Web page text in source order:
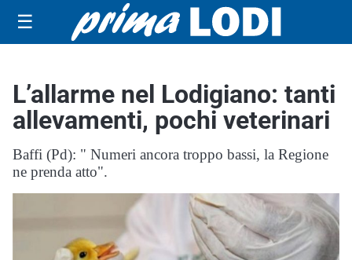
☰
L’allarme nel Lodigiano: tanti
allevamenti, pochi veterinari
Baffi (Pd): " Numeri ancora troppo bassi, la Regione
ne prenda atto".